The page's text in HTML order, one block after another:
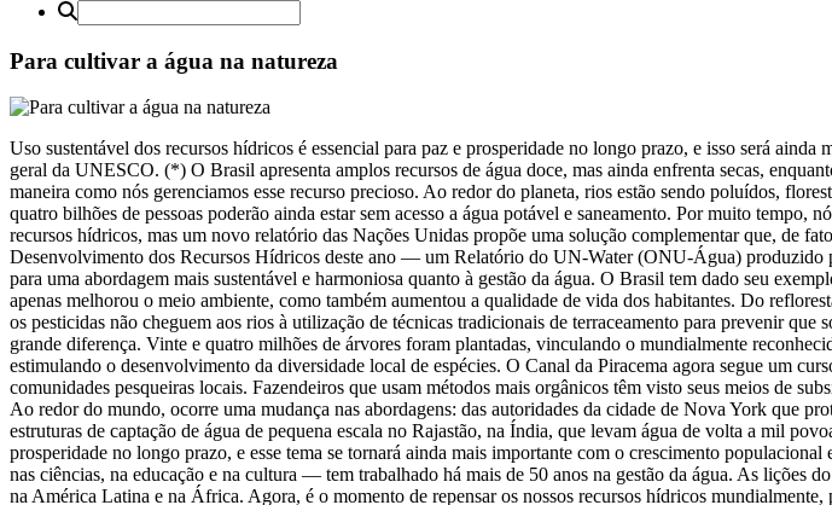
Para cultivar a água na natureza
Uso sustentável dos recursos hídricos é essencial para paz e prosperidade no longo prazo, e isso será
geral da UNESCO. (*) O Brasil apresenta amplos recursos de água doce, mas ainda enfrenta secas,
maneira como nós gerenciamos esse recurso precioso. Ao redor do planeta, rios estão sendo poluídos,
quatro bilhões de pessoas poderão ainda estar sem acesso a água potável e saneamento. Por muito
recursos hídricos, mas um novo relatório das Nações Unidas propõe uma solução complementar que, de
Desenvolvimento dos Recursos Hídricos deste ano — um Relatório do UN-Water (ONU-Água) produzido
para uma abordagem mais sustentável e harmoniosa quanto à gestão da água. O Brasil tem dado seu
apenas melhorou o meio ambiente, como também aumentou a qualidade de vida dos habitantes. Do
os pesticidas não cheguem aos rios à utilização de técnicas tradicionais de terraceamento para prevenir
grande diferença. Vinte e quatro milhões de árvores foram plantadas, vinculando o mundialmente
estimulando o desenvolvimento da diversidade local de espécies. O Canal da Piracema agora segue um
comunidades pesqueiras locais. Fazendeiros que usam métodos mais orgânicos têm visto seus meios de
Ao redor do mundo, ocorre uma mudança nas abordagens: das autoridades da cidade de Nova York que
estruturas de captação de água de pequena escala no Rajastão, na Índia, que levam água de volta a mil
prosperidade no longo prazo, e esse tema se tornará ainda mais importante com o crescimento
nas ciências, na educação e na cultura — tem trabalhado há mais de 50 anos na gestão da água. As
na América Latina e na África. Agora, é o momento de repensar os nossos recursos hídricos